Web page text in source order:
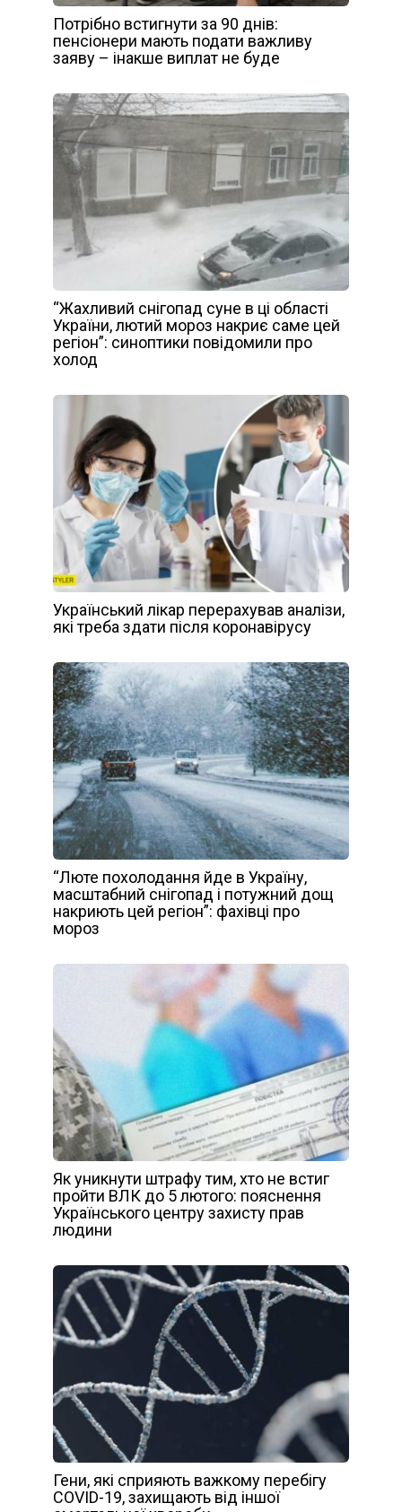
Потрібно встигнути за 90 днів:
пенсіонери мають подати важливу
заяву – інакше виплат не буде
“Жахливий снігопад суне в ці області
України, лютий мороз накриє саме цей
регіон”: синоптики повідомили про
холод
Український лікар перерахував аналізи,
які треба здати після коронавірусу
“Люте похолодання йде в Україну,
масштабний снігопад і потужний дощ
накриють цей регіон”: фахівці про
мороз
Як уникнути штрафу тим, хто не встиг
пройти ВЛК до 5 лютого: пояснення
Українського центру захисту прав
людини
Гени, які сприяють важкому перебігу
COVID-19, захищають від іншої